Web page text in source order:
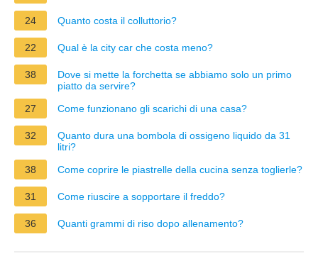
24 Quanto costa il colluttorio?
22 Qual è la city car che costa meno?
38
Dove si mette la forchetta se abbiamo solo un primo
piatto da servire?
27
Come funzionano gli scarichi di una casa?
32
Quanto dura una bombola di ossigeno liquido da 31
litri?
38
Come coprire le piastrelle della cucina senza toglierle?
31 Come riuscire a sopportare il freddo?
36 Quanti grammi di riso dopo allenamento?